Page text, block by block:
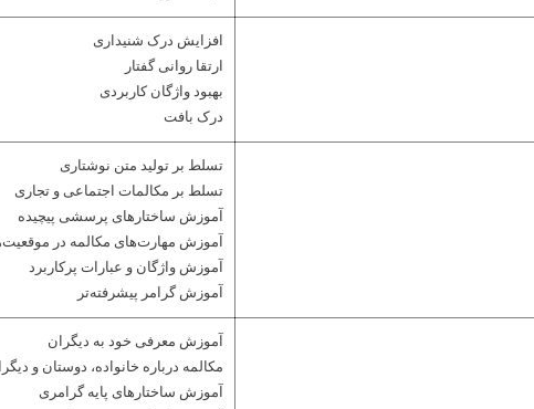
افزایش درک شنیداری
ارتقا روانی گفتار
بهبود واژگان کاربردی
درک بافت
تسلط بر تولید متن نوشتاری
تسلط بر مکالمات اجتماعی و تجاری
آموزش ساختارهای پرسشی پیچیده
آموزش مهارت‌های مکالمه در
آموزش واژگان و عبارات پرکاربرد
آموزش گرامر پیشرفته‌تر
آموزش معرفی خود به دیگران
مکالمه درباره خانواده، دوستان و
آموزش ساختارهای پایه گرامری